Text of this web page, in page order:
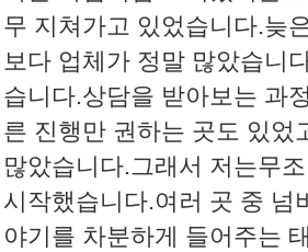
무 지쳐가고 있었습니다.​늦
보다 업체가 정말 많았습니
습니다.​상담을 받아보는 과
른 진행만 권하는 곳도 있었
많았습니다.​그래서 저는무
시작했습니다.​​여러 곳 중 넘
야기를 차분하게 들어주는